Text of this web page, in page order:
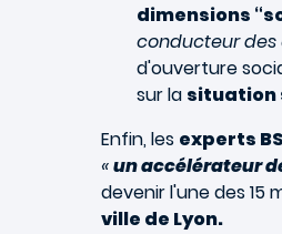
dimensions
conducteur des
d'ouverture
sur la situation
Enfin, les experts
«un accélérateur
devenir l'une des 15
ville de Lyon.